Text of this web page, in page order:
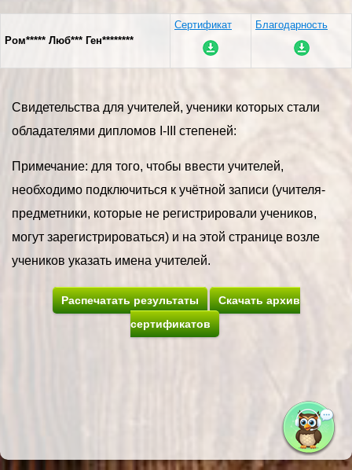
Ром***** Люб*** Ген********
Сертификат Благодарность
Свидетельства для учителей, ученики которых стали
обладателями дипломов I-III степеней:
Примечание: для того, чтобы ввести учителей,
необходимо подключиться к учётной записи (учителя-
предметники, которые не регистрировали учеников,
могут зарегистрироваться) и на этой странице возле
учеников указать имена учителей.
Распечатать результаты
Скачать архив
сертификатов